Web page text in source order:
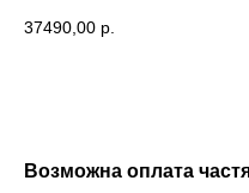
37490,00 р.
Возможна оплата